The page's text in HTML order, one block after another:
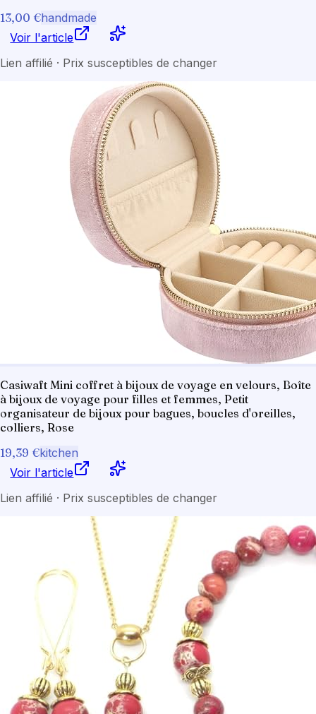
13,00 €handmade
Voir l'article
Lien affilié · Prix susceptibles de changer
Casiwaft Mini coffret à bijoux de voyage en velours, Boîte
à bijoux de voyage pour filles et femmes, Petit
organisateur de bijoux pour bagues, boucles d'oreilles,
colliers, Rose
19,39 €kitchen
Voir l'article
Lien affilié · Prix susceptibles de changer